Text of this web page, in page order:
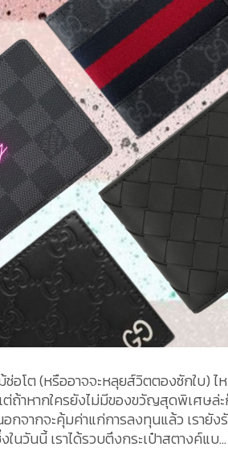
อโต (หรืออาจจะหลุยส์วิตตองซักใบ) ไ
ถ้าหากใครยังไม่มีของขวัญสุดพิเศษล่
อกจากจะคุ้มค่าแก่การลงทุนแล้ว เรายัง